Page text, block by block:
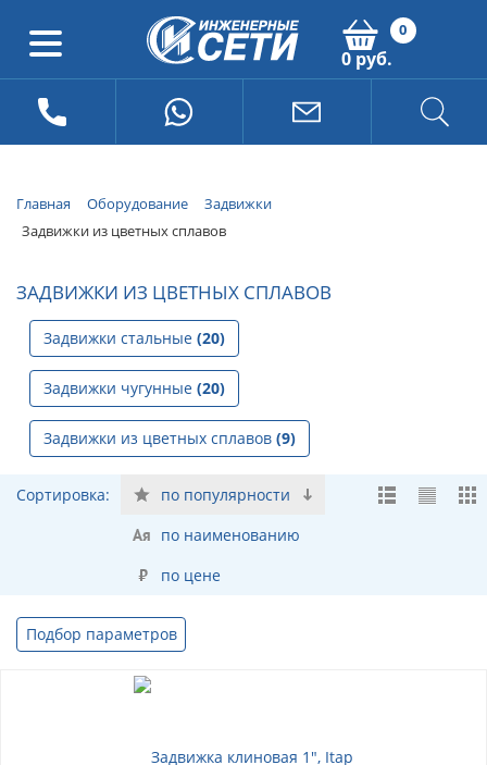
0
0 руб.
Главная Оборудование
Задвижки
Задвижки из цветных сплавов
ЗАДВИЖКИ ИЗ ЦВЕТНЫХ СПЛАВОВ
Задвижки стальные (20)
Задвижки чугунные (20)
Задвижки из цветных сплавов (9)
Сортировка:
по популярности
по наименованию
по цене
Подбор параметров